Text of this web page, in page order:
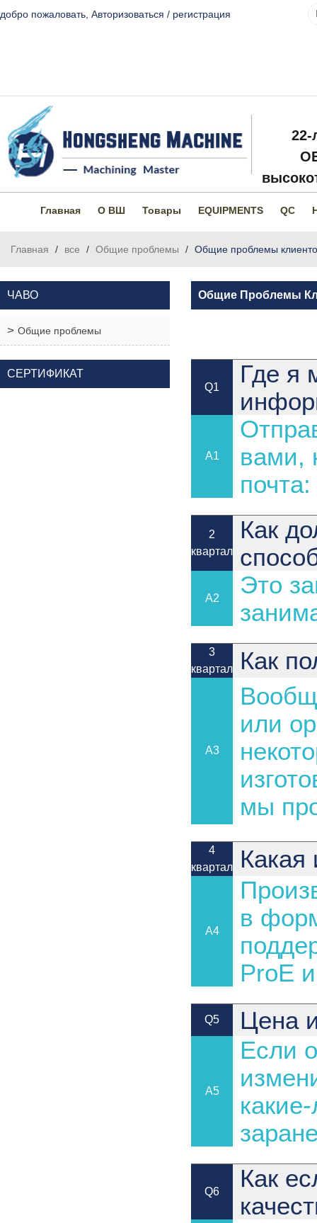
добро пожаловать, Авторизоваться / регистрация
22-
Главная О ВШ Товары EQUIPMENTS QC
Главная / все / Общие проблемы / Общие проблемы
ЧАВО
Общие проблемы
СЕРТИФИКАТ
Общие Проблемы
Q1
Где я
A1
вами,
почта:
2
квартал
Как
A2
Это
3
квартал
Как
A3
или
мы
4
квартал
A4
в
ProE
Q5 Цена
A5
Если
Q6
Как